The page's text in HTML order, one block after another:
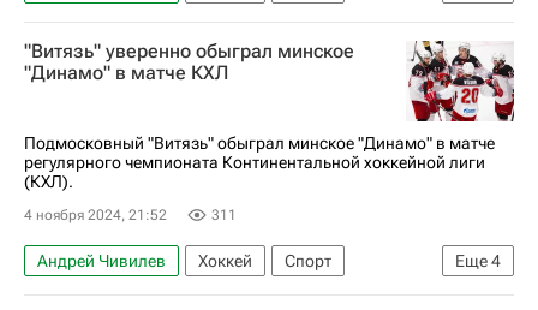
Артем Минулин
Макар Хабаров
Северсталь
Барыс
КХЛ 2025-2026
"Витязь" уверенно обыграл минское
"Динамо" в матче КХЛ
Подмосковный "Витязь" обыграл минское "Динамо" в матче
регулярного чемпионата Континентальной хоккейной лиги
(КХЛ).
4 ноября 2024, 21:52 311
Еще4
Андрей Чивилев Хоккей
Спорт
Фредерик Готье
Сергей Калинин
Витязь